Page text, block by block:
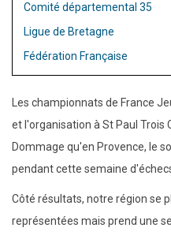
Comité départemental 35
Ligue de Bretagne
Fédération Française
Les championnats de France
et l'organisation à St Paul Trois
Dommage qu'en Provence, le
pendant cette semaine
Côté résultats, notre région se
représentées mais prend une